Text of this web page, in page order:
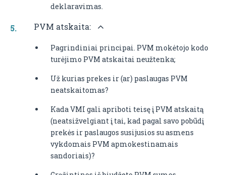
deklaravimas.
PVM atskaita:
Pagrindiniai principai. PVM mokėtojo kodo
turėjimo PVM atskaitai neužtenka;
Už kurias prekes ir (ar) paslaugas PVM
neatskaitomas?
Kada VMI gali apriboti teisę į PVM atskaitą
(neatsižvelgiant į tai, kad pagal savo pobūdį
prekės ir paslaugos susijusios su asmens
vykdomais PVM apmokestinamais
sandoriais)?